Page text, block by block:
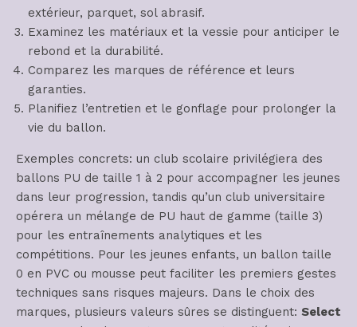
extérieur, parquet, sol abrasif.
Examinez les matériaux et la vessie pour anticiper le
rebond et la durabilité.
Comparez les marques de référence et leurs
garanties.
Planifiez l’entretien et le gonflage pour prolonger la
vie du ballon.
Exemples concrets: un club scolaire privilégiera des
ballons PU de taille 1 à 2 pour accompagner les jeunes
dans leur progression, tandis qu’un club universitaire
opérera un mélange de PU haut de gamme (taille 3)
pour les entraînements analytiques et les
compétitions. Pour les jeunes enfants, un ballon taille
0 en PVC ou mousse peut faciliter les premiers gestes
techniques sans risques majeurs. Dans le choix des
marques, plusieurs valeurs sûres se distinguent: Select